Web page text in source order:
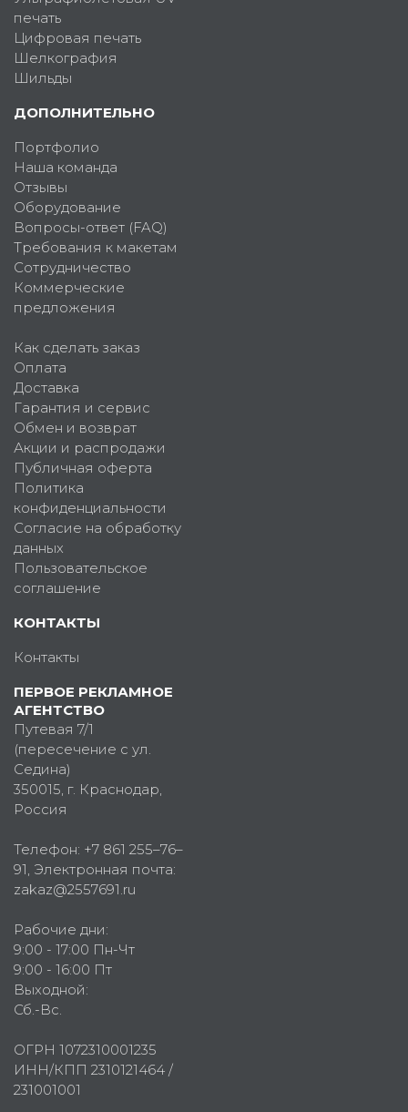
печать
Цифровая печать
Шелкография
Шильды
ДОПОЛНИТЕЛЬНО
Портфолио
Наша команда
Отзывы
Оборудование
Вопросы-ответ (FAQ)
Требования к макетам
Сотрудничество
Коммерческие
предложения
Как сделать заказ
Оплата
Доставка
Гарантия и сервис
Обмен и возврат
Акции и распродажи
Публичная оферта
Политика
конфиденциальности
Согласие на обработку
данных
Пользовательское
соглашение
КОНТАКТЫ
Контакты
ПЕРВОЕ РЕКЛАМНОЕ
АГЕНТСТВО
Путевая 7/1
(пересечение с ул.
Седина)
350015, г. Краснодар,
Россия
Телефон: +7 861 255–76–
91, Электронная почта:
zakaz@2557691.ru
Рабочие дни:
9:00 - 17:00 Пн-Чт
9:00 - 16:00 Пт
Выходной:
Сб.-Вс.
ОГРН 1072310001235
ИНН/КПП 2310121464 /
231001001